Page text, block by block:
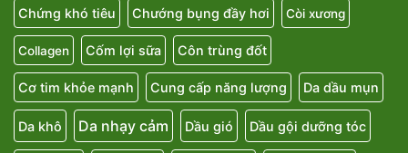
Chứng khó tiêu Chướng bụng đầy hơi Còi xương
Collagen Cốm lợi sữa Côn trùng đốt
Cơ tim khỏe mạnh Cung cấp năng lượng Da dầu mụn
Da khô Da nhạy cảm Dầu gió Dầu gội dưỡng tóc